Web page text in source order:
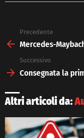
more
Precedente
Mercedes-
Successivo
Consegnata la
Altri articoli da: